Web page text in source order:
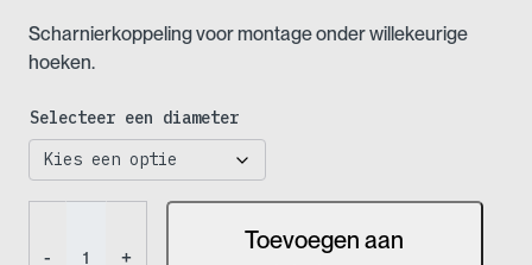
Scharnierkoppeling voor montage onder willekeurige
hoeken.
Selecteer een diameter
- +
Toevoegen aan